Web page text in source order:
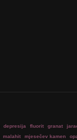
depresija fluorit granat
malahit mjesečev kamen